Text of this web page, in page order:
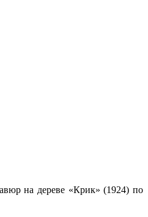
на дереве «Крик» (1924) по